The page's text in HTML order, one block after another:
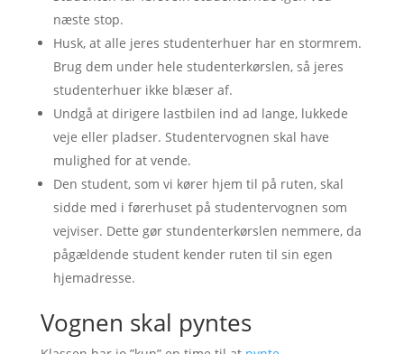
næste stop.
Husk, at alle jeres studenterhuer har en stormrem.
Brug dem under hele studenterkørslen, så jeres
studenterhuer ikke blæser af.
Undgå at dirigere lastbilen ind ad lange, lukkede
veje eller pladser. Studentervognen skal have
mulighed for at vende.
Den student, som vi kører hjem til på ruten, skal
sidde med i førerhuset på studentervognen som
vejviser. Dette gør stundenterkørslen nemmere, da
pågældende student kender ruten til sin egen
hjemadresse.
Vognen skal pyntes